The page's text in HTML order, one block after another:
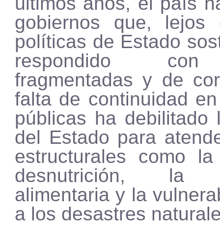
gobiernos que, lejos
políticas de Estado
respondido con
fragmentadas y de
falta de continuidad
públicas ha debilitado
del Estado para
estructurales como
desnutrición, la
alimentaria y la
a los desastres